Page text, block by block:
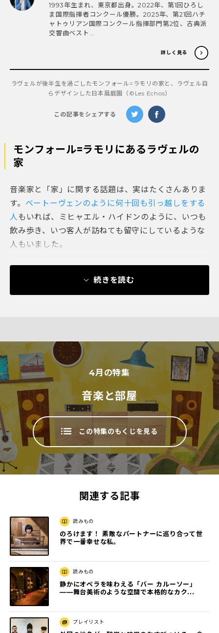
1993年生まれ、東京都出身。2022年、第1回ひろし
ま国際指揮者コンクール優勝。2025年、第21回ハチ
ャトゥリアン国際コンクール指揮部門第2位、古典派
交響曲ベスト...
詳しく見る
ラヴェルが後半生を過ごしたモンフォール=ラモリの家と、ラヴェル自
らデザインした日本風庭園（©︎Les Echos）
この記事をシェアする
モンフォール=ラモリにあるラヴェルの
家
音楽家と「家」に関する話題は、実はたくさんありま
す。 ベートーヴェンのように何十回も引っ越しをする
人 もいれば、ミヒャエル・ハイドンのように、いつも
飲み歩き、いつ客人が訪ねても留守にしているような
人もいました。
続きを読む
4月の特集
音楽と部屋
この特集のもくじを見る
関連する記事
読みもの
のろけます！ 素敵なパートナーに巡り合って世
界で一番幸せな私。
読みもの
静かにオペラを味わえる「バー カルーソー」
――舞台美術のような空間で本格的なカク...
プレイリスト